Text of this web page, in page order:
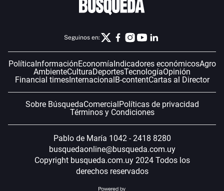
Seguinos en:
PolíticaInformaciónEconomíaIndicadores económicosAgro
AmbienteCulturaDeportesTecnologíaOpinión
Financial timesInternacionalB-contentCartas al Director
Sobre BúsquedaComercialPolíticas de privacidad
Términos y Condiciones
Pablo de María 1042 - 2418 8280
busquedaonline@busqueda.com.uy
Copyright busqueda.com.uy 2024 Todos los
derechos reservados